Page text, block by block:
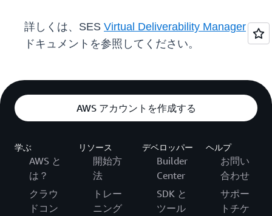
詳しくは、SES Virtual Deliverability Managerの
ドキュメントを参照してください。
AWS アカウントを作成する
学ぶ
AWS と
は？
クラウ
ドコン
リソース
開始方
法
トレー
ニング
デベロッパー
Builder
Center
SDK と
ツール
ヘルプ
お問い
合わせ
サポー
トチケ